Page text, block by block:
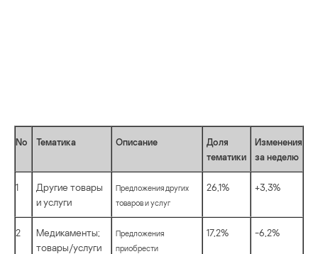
No Тематика Описание
Доля
тематики
Изменения
за неделю
1
Другие товары
и услуги
Предложения других
товаров и услуг
26,1% +3,3%
2
Медикаменты;
товары/услуги
Предложения
приобрести
17,2% -6,2%